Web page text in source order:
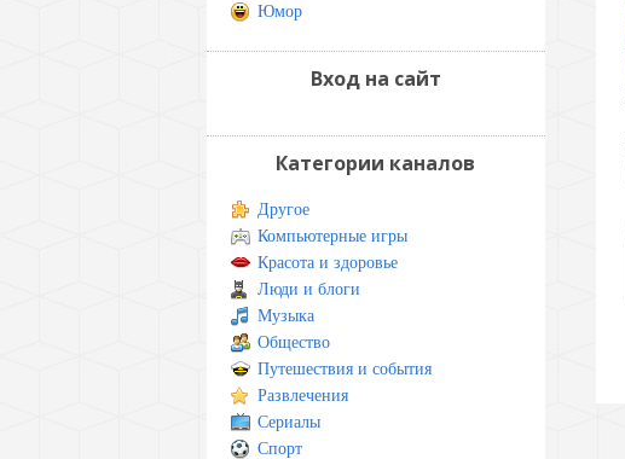
Юмор
Вход на сайт
Категории каналов
Другое
Компьютерные игры
Красота и здоровье
Люди и блоги
Музыка
Общество
Путешествия и события
Развлечения
Сериалы
Спорт